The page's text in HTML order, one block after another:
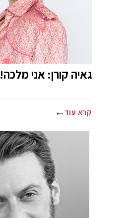
גאיה קורן: אני מלכה!
קרא עוד